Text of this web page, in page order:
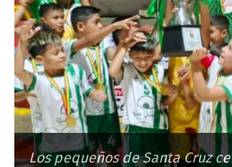
Los pequeños de Santa Cruz